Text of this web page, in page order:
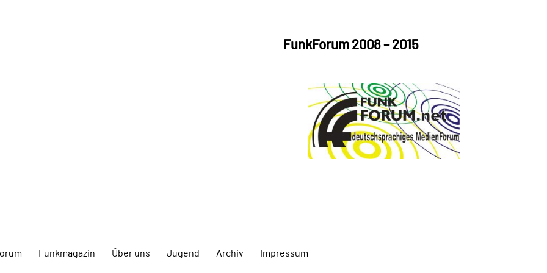
FunkForum 2008 – 2015
Funkmagazin Über uns Jugend Archiv Impressum